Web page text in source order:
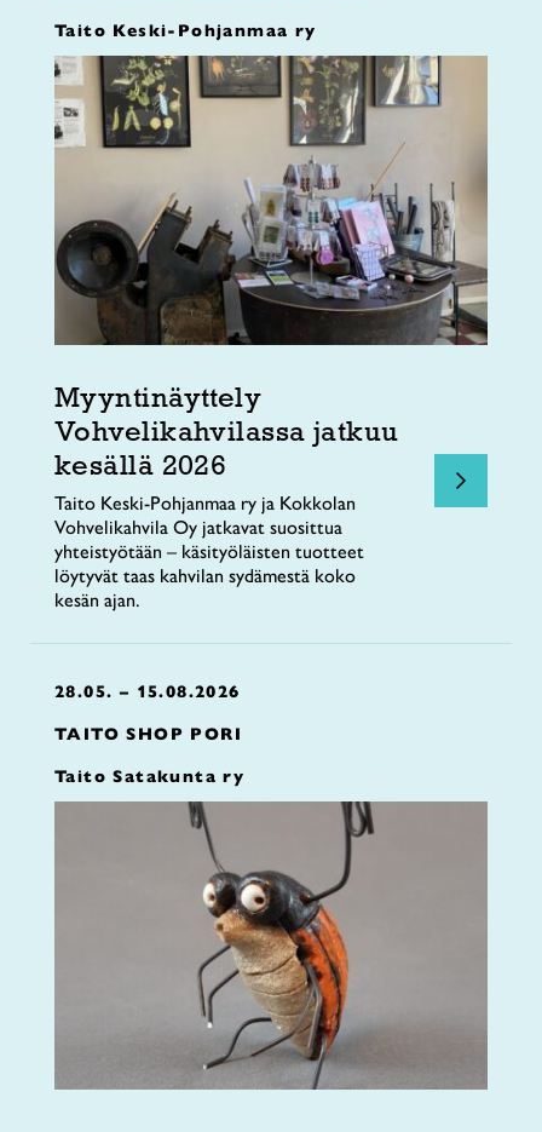
Taito Keski-Pohjanmaa ry
Myyntinäyttely
Vohvelikahvilassa jatkuu
kesällä 2026
Taito Keski-Pohjanmaa ry ja Kokkolan
Vohvelikahvila Oy jatkavat suosittua
yhteistyötään – käsityöläisten tuotteet
löytyvät taas kahvilan sydämestä koko
kesän ajan.
28.05. – 15.08.2026
TAITO SHOP PORI
Taito Satakunta ry